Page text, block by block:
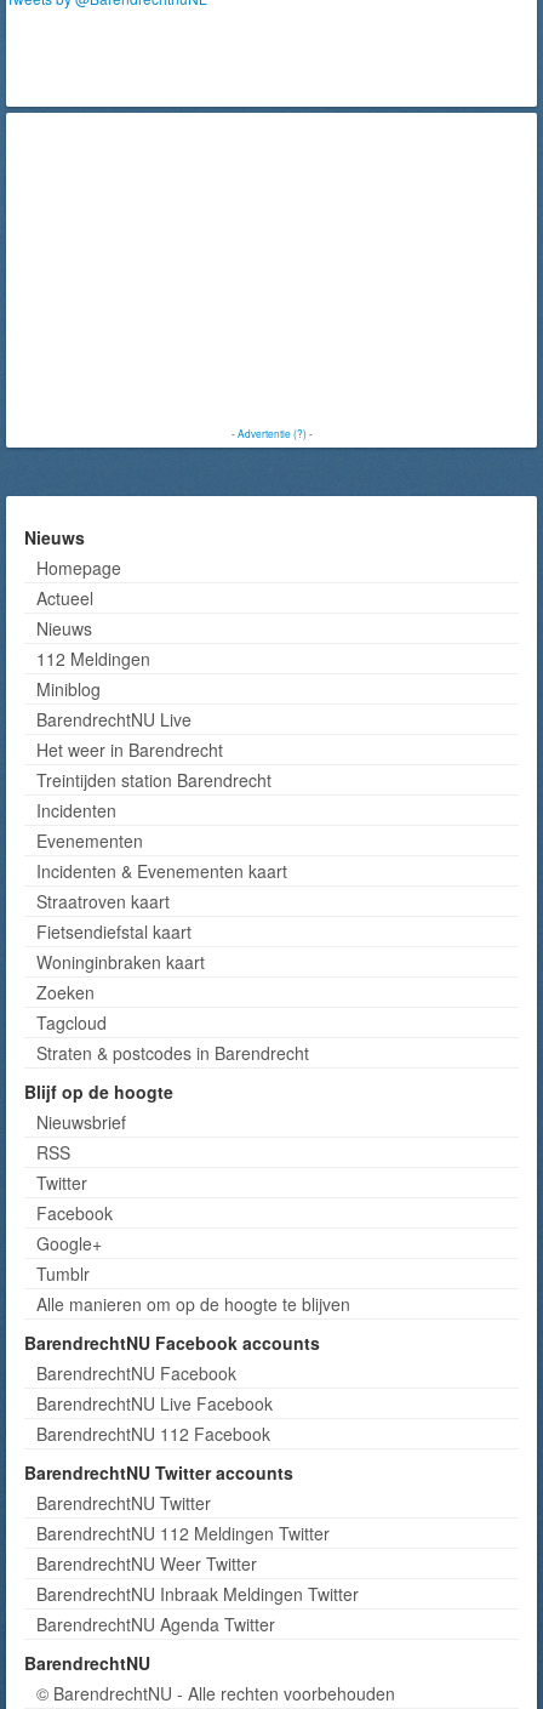
-Advertentie (?)-
Nieuws
Homepage
Actueel
Nieuws
112 Meldingen
Miniblog
BarendrechtNU Live
Het weer in Barendrecht
Treintijden station Barendrecht
Incidenten
Evenementen
Incidenten & Evenementen kaart
Straatroven kaart
Fietsendiefstal kaart
Woninginbraken kaart
Zoeken
Tagcloud
Straten & postcodes in Barendrecht
Blijf op de hoogte
Nieuwsbrief
RSS
Twitter
Facebook
Google+
Tumblr
Alle manieren om op de hoogte te blijven
BarendrechtNU Facebook accounts
BarendrechtNU Facebook
BarendrechtNU Live Facebook
BarendrechtNU 112 Facebook
BarendrechtNU Twitter accounts
BarendrechtNU Twitter
BarendrechtNU 112 Meldingen Twitter
BarendrechtNU Weer Twitter
BarendrechtNU Inbraak Meldingen Twitter
BarendrechtNU Agenda Twitter
BarendrechtNU
© BarendrechtNU - Alle rechten voorbehouden